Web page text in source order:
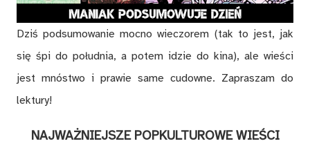
Dziś podsumowanie mocno wieczorem (tak to jest, jak
się śpi do południa, a potem idzie do kina), ale wieści
jest mnóstwo i prawie same cudowne. Zapraszam do
lektury!
NAJWAŻNIEJSZE POPKULTUROWE WIEŚCI